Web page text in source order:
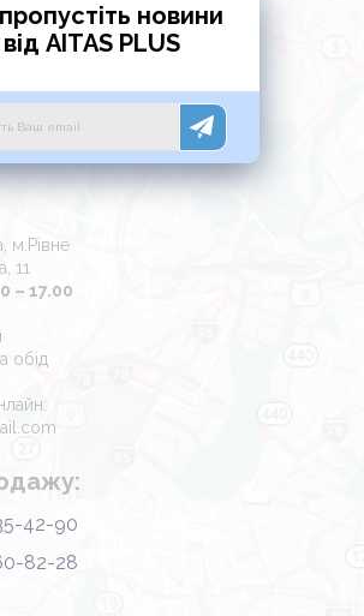
новини
від AITAS PLUS
м.Рівне
11
– 17.00
обід
42-90
82-28